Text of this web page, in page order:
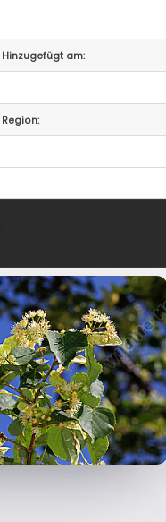
Hinzugefügt am:
Region: